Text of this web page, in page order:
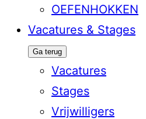
OEFENHOKKEN
Vacatures & Stages
Ga terug
Vacatures
Stages
Vrijwilligers